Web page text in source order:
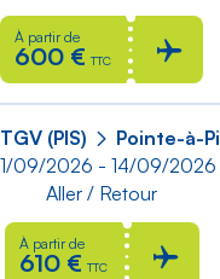
À partir de
600 € TTC
(PIS)
Pointe-à-
09/2026 - 14/09/2026
Aller / Retour
À partir de
610 € TTC